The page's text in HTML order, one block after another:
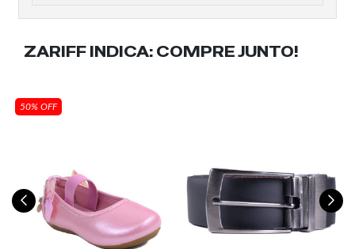
ZARIFF INDICA: COMPRE JUNTO!
50% OFF